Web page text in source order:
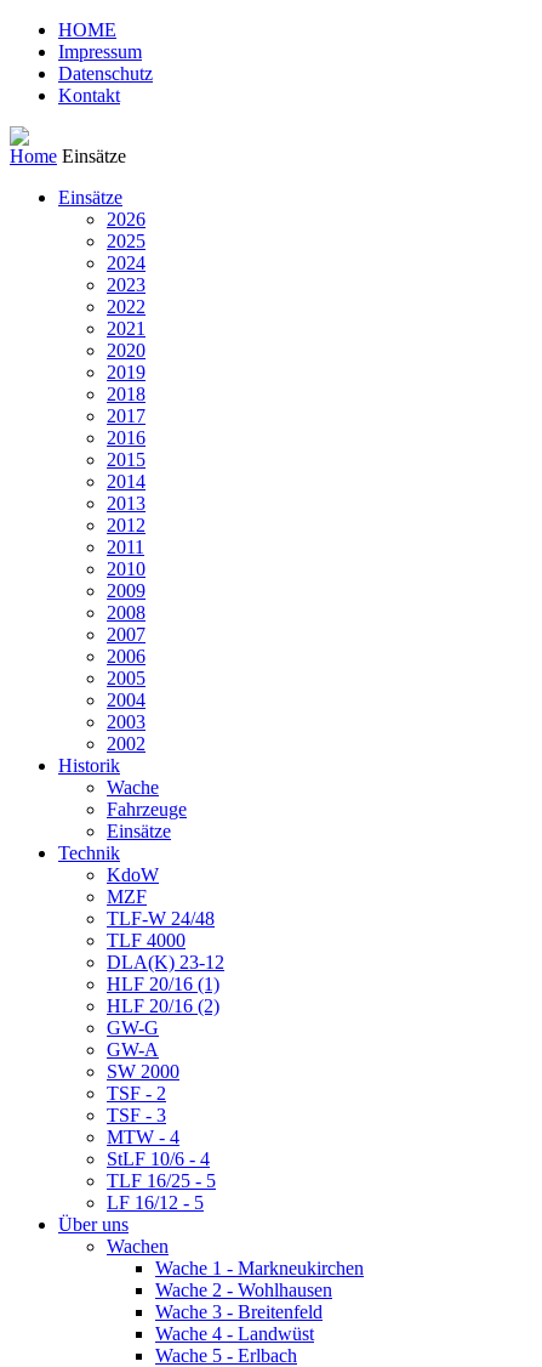
HOME
Impressum
Datenschutz
Kontakt
Home Einsätze
Einsätze
2026
2025
2024
2023
2022
2021
2020
2019
2018
2017
2016
2015
2014
2013
2012
2011
2010
2009
2008
2007
2006
2005
2004
2003
2002
Historik
Wache
Fahrzeuge
Einsätze
Technik
KdoW
MZF
TLF-W 24/48
TLF 4000
DLA(K) 23-12
HLF 20/16 (1)
HLF 20/16 (2)
GW-G
GW-A
SW 2000
TSF - 2
TSF - 3
MTW - 4
StLF 10/6 - 4
TLF 16/25 - 5
LF 16/12 - 5
Über uns
Wachen
Wache 1 - Markneukirchen
Wache 2 - Wohlhausen
Wache 3 - Breitenfeld
Wache 4 - Landwüst
Wache 5 - Erlbach